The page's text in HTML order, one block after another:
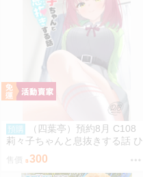
預購
（四葉亭）預約8月 C108
莉々子ちゃんと息抜きする話 ひ
ろっち300